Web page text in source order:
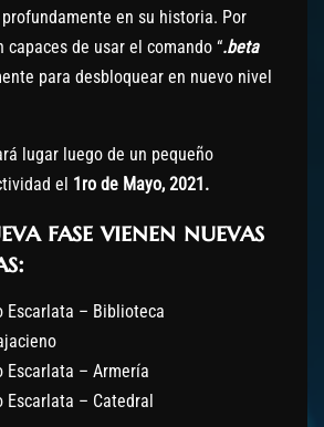
en su historia. Por
capaces de usar el comando “.beta
para desbloquear en nuevo nivel
lugar luego de un pequeño
el 1ro de Mayo, 2021.
fase vienen nuevas
Escarlata – Biblioteca
Escarlata – Armería
Escarlata – Catedral